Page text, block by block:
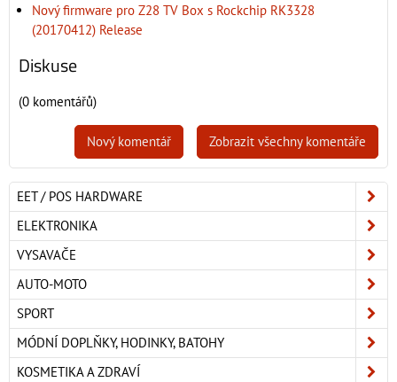
Nový firmware pro Z28 TV Box s Rockchip RK3328
(20170412) Release
Diskuse
(0 komentářů)
Zobrazit všechny komentáře
Nový komentář
EET / POS HARDWARE
ELEKTRONIKA
VYSAVAČE
AUTO-MOTO
SPORT
MÓDNÍ DOPLŇKY, HODINKY, BATOHY
KOSMETIKA A ZDRAVÍ